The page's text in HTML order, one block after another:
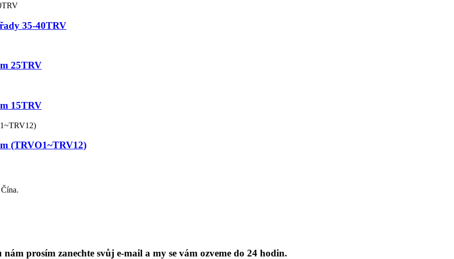
35-40TRV
25TRV
15TRV
(TRVO1~TRV12)
prosím zanechte svůj e-mail a my se vám ozveme do 24 hodin.